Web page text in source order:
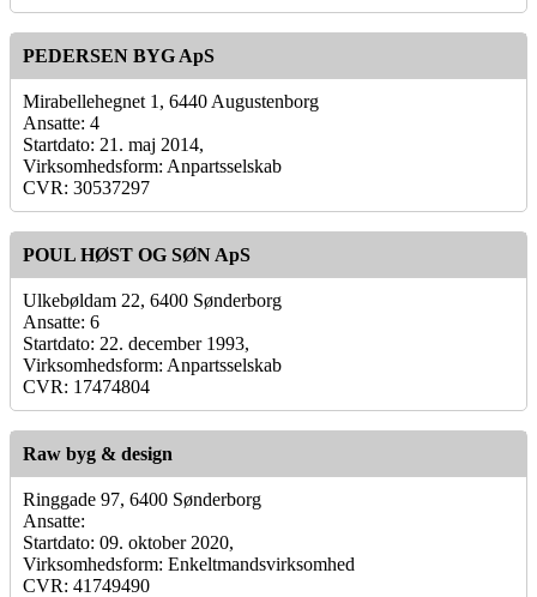
PEDERSEN BYG ApS
Mirabellehegnet 1, 6440 Augustenborg
Ansatte: 4
Startdato: 21. maj 2014,
Virksomhedsform: Anpartsselskab
CVR: 30537297
POUL HØST OG SØN ApS
Ulkebøldam 22, 6400 Sønderborg
Ansatte: 6
Startdato: 22. december 1993,
Virksomhedsform: Anpartsselskab
CVR: 17474804
Raw byg & design
Ringgade 97, 6400 Sønderborg
Ansatte:
Startdato: 09. oktober 2020,
Virksomhedsform: Enkeltmandsvirksomhed
CVR: 41749490